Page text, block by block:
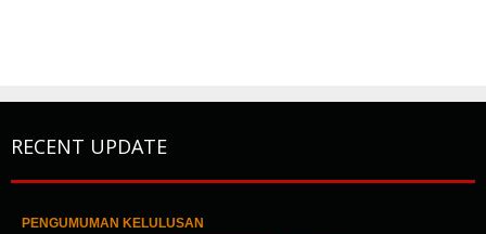
RECENT UPDATE
PENGUMUMAN KELULUSAN